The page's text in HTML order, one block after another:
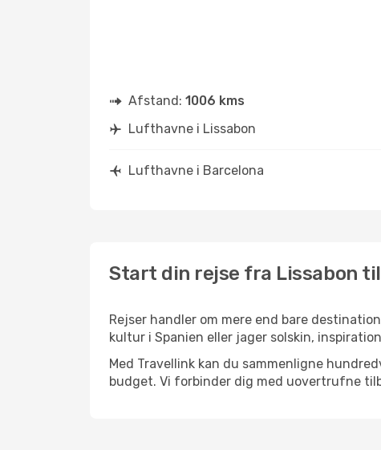
Afstand: 1006 kms
Lufthavne i Lissabon
Lufthavne i Barcelona
Start din rejse fra Lissabon
Rejser handler om mere end bare
kultur i Spanien eller jager solskin,
Med Travellink kan du sammenligne
budget. Vi forbinder dig med uovertrufne